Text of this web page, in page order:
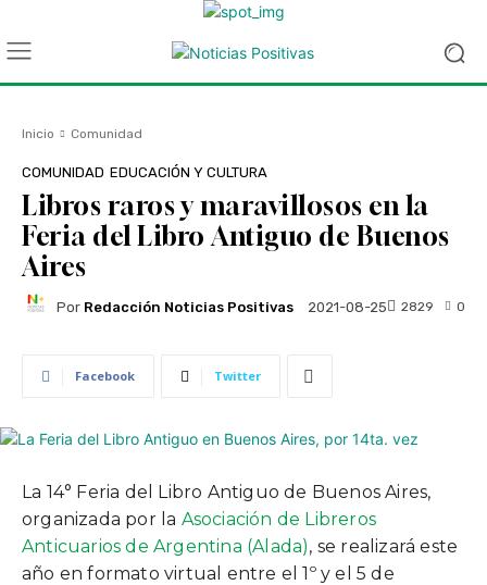
Inicio Comunidad
COMUNIDAD EDUCACIÓN Y CULTURA
Libros raros y maravillosos en la
Feria del Libro Antiguo de Buenos
Aires
Por Redacción Noticias Positivas 2021-08-25 0
2829
Facebook Twitter
La 14° Feria del Libro Antiguo de Buenos Aires,
organizada por la Asociación de Libreros
Anticuarios de Argentina (Alada), se realizará este
año en formato virtual entre el 1º y el 5 de